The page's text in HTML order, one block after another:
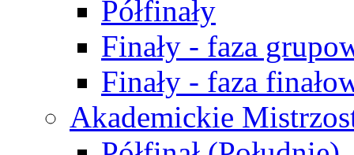
Półfinały
Finały - faza
Finały - faza
Akademickie